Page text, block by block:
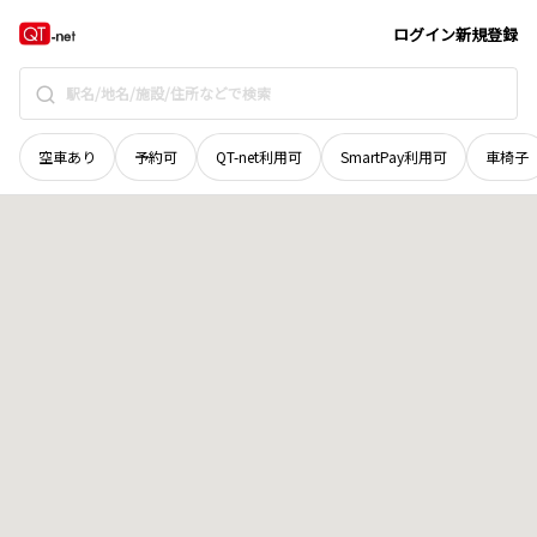
ログイン新規登録
空車あり 予約可 QT-net利用可 SmartPay利用可 車椅子
新潟県